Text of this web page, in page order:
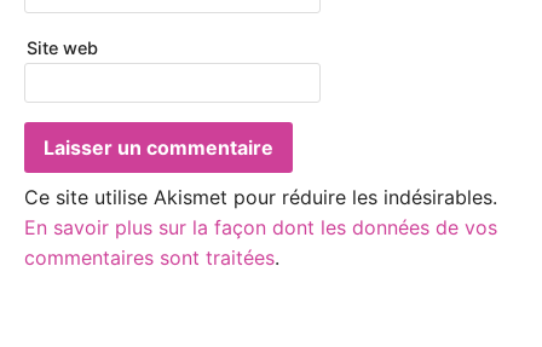
Site web
Ce site utilise Akismet pour réduire les indésirables.
En savoir plus sur la façon dont les données de vos
commentaires sont traitées.